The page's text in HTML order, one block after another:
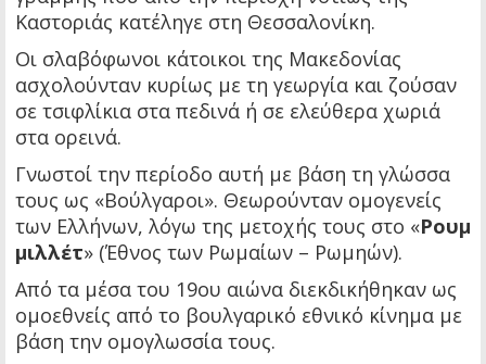
Καστοριάς κατέληγε στη Θεσσαλονίκη.
Οι σλαβόφωνοι κάτοικοι της Μακεδονίας
ασχολούνταν κυρίως με τη γεωργία και ζούσαν
σε τσιφλίκια στα πεδινά ή σε ελεύθερα χωριά
στα ορεινά.
Γνωστοί την περίοδο αυτή με βάση τη γλώσσα
τους ως «Βούλγαροι». Θεωρούνταν ομογενείς
των Ελλήνων, λόγω της μετοχής τους στο «Ρουμ
μιλλέτ» (Έθνος των Ρωμαίων – Ρωμηών).
Από τα μέσα του 19ου αιώνα διεκδικήθηκαν ως
ομοεθνείς από το βουλγαρικό εθνικό κίνημα με
βάση την ομογλωσσία τους.